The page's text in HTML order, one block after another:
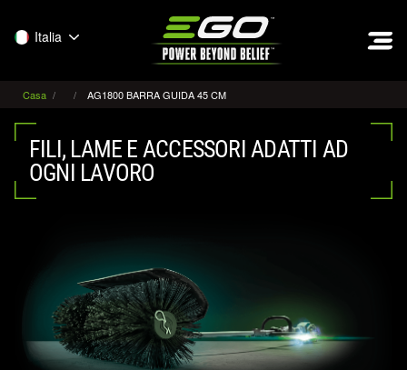
Italia
Casa AG1800 BARRA GUIDA 45 CM
FILI, LAME E ACCESSORI ADATTI AD
OGNI LAVORO